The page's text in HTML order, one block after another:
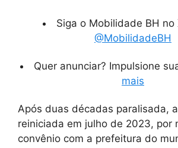
Siga o Mobilidade BH no
@MobilidadeBH
Quer anunciar? Impulsione
mais
Após duas décadas paralisada,
reiniciada em julho de 2023, por
convênio com a prefeitura do